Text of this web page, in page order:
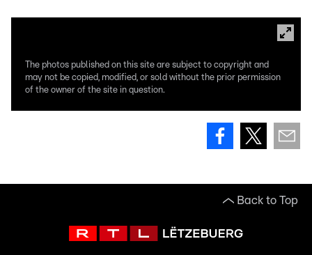
The photos published on this site are subject to copyright and
may not be copied, modified, or sold without the prior permission
of the owner of the site in question.
Back to Top